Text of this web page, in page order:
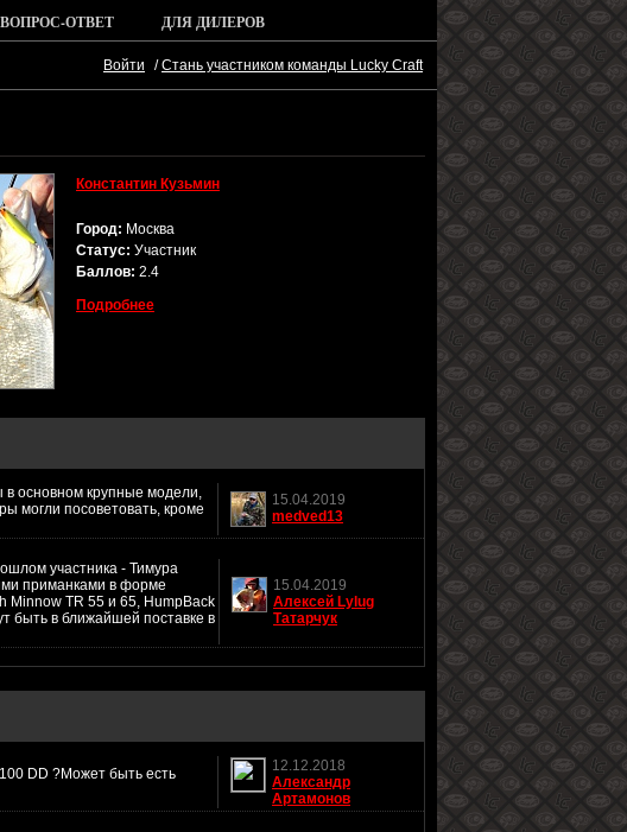
ВОПРОС-ОТВЕТ ДЛЯ ДИЛЕРОВ
Войти /Стань участником команды Lucky Craft
Константин Кузьмин
Город: Москва
Статус: Участник
Баллов: 2.4
Подробнее
основном крупные модели,
могли посоветовать, кроме
15.04.2019
medved13
участника - Тимура
приманками в форме
Minnow TR 55 и 65, HumpBack
быть в ближайшей поставке в
15.04.2019
Алексей Lylug
Татарчук
DD ?Может быть есть
12.12.2018
Александр
Артамонов